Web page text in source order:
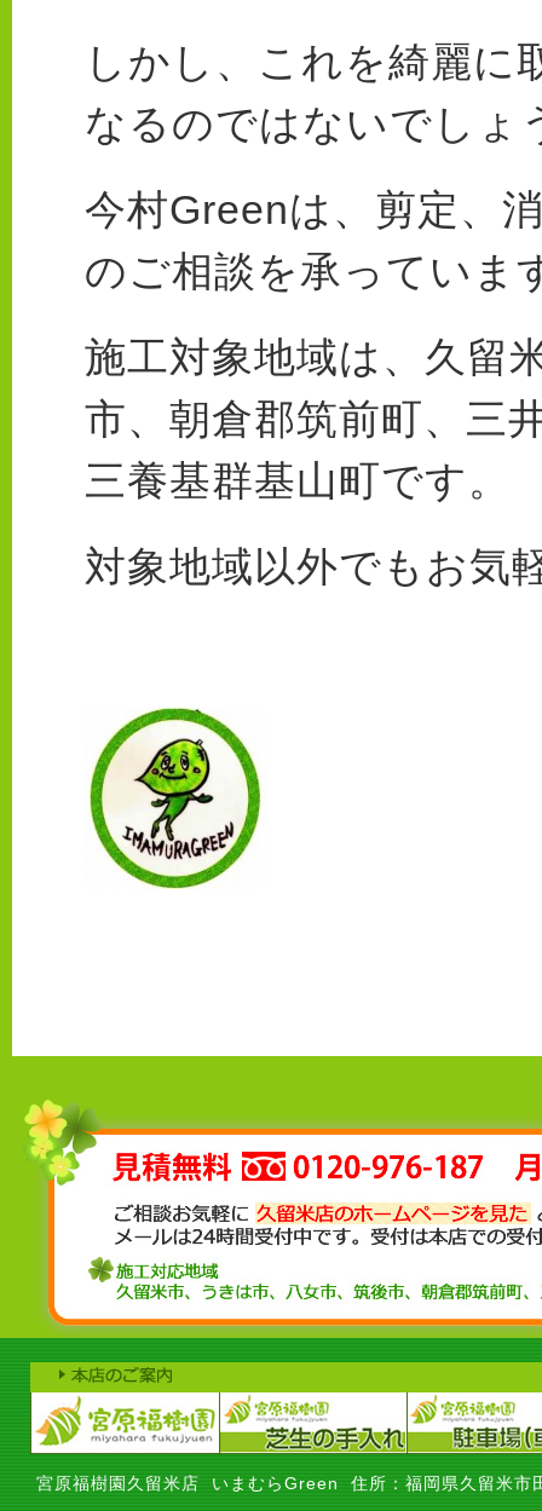
しかし、これを綺麗に
なるのではないでしょ
今村Greenは、剪定、
のご相談を承っていま
施工対象地域は、久留
市、朝倉郡筑前町、三
三養基群基山町です。
対象地域以外でもお気
宮原福樹園久留米店 いまむらGreen 住所：福岡県久留米